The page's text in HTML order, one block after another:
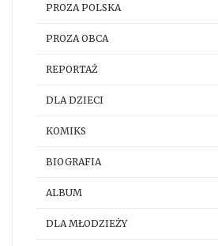
PROZA POLSKA
PROZA OBCA
REPORTAŻ
DLA DZIECI
KOMIKS
BIOGRAFIA
ALBUM
DLA MŁODZIEŻY